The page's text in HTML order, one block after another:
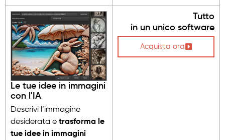
Le tue idee in immagini
con l'IA
Descrivi l’immagine
desiderata e trasforma le
tue idee in immagini
Tutto
in un unico software
Acquista ora